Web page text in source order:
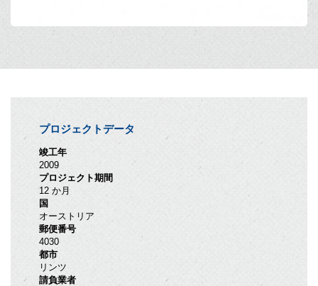
プロジェクトデータ
竣工年
2009
プロジェクト期間
12 か月
国
オーストリア
郵便番号
4030
都市
リンツ
請負業者